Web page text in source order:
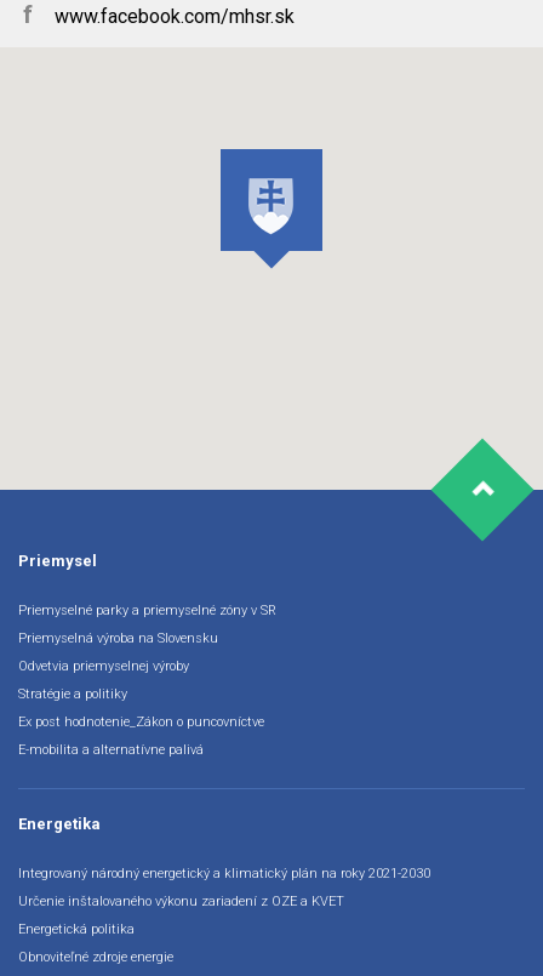
f www.facebook.com/mhsr.sk
Priemysel
Priemyselné parky a priemyselné zóny v SR
Priemyselná výroba na Slovensku
Odvetvia priemyselnej výroby
Stratégie a politiky
Ex post hodnotenie_Zákon o puncovníctve
E-mobilita a alternatívne palivá
Energetika
Integrovaný národný energetický a klimatický plán na roky 2021-2030
Určenie inštalovaného výkonu zariadení z OZE a KVET
Energetická politika
Obnoviteľné zdroje energie